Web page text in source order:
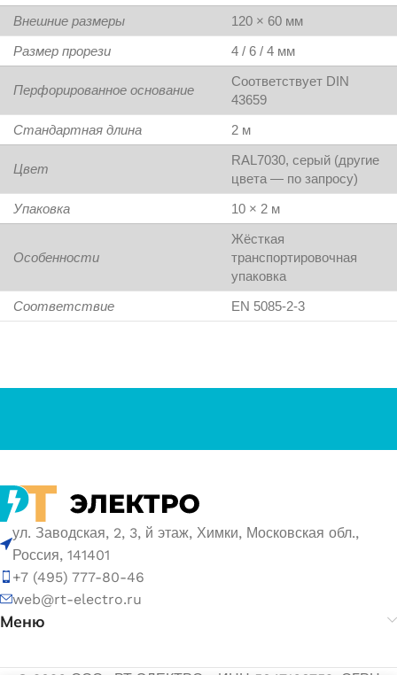
Внешние размеры
120 × 60 мм
Размер прорези
4 / 6 / 4 мм
Перфорированное основание
Соответствует DIN
43659
Стандартная длина
2 м
Цвет
RAL7030, серый (другие
цвета — по запросу)
Упаковка
10 × 2 м
Особенности
Жёсткая
транспортировочная
упаковка
Соответствие
EN 5085-2-3
ул. Заводская, 2, 3, й этаж, Химки, Московская обл.,
Россия, 141401
+7 (495) 777-80-46
web@rt-electro.ru
Меню